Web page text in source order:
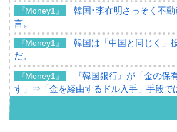
『Money1』
韓国･李在明さっそく不
言。
『Money1』
韓国は「中国と同じく」
だ。
『Money1』
『韓国銀行』が「金の保
す」⇒「金を経由するドル入手」手段で
ル」まで拡大 ⇒ 海外資金の動きに強く